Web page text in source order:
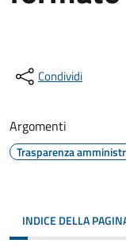
Condividi
Argomenti
Trasparenza
INDICE DELLA